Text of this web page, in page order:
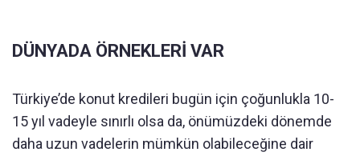
DÜNYADA ÖRNEKLERİ VAR
Türkiye’de konut kredileri bugün için çoğunlukla 10-
15 yıl vadeyle sınırlı olsa da, önümüzdeki dönemde
daha uzun vadelerin mümkün olabileceğine dair